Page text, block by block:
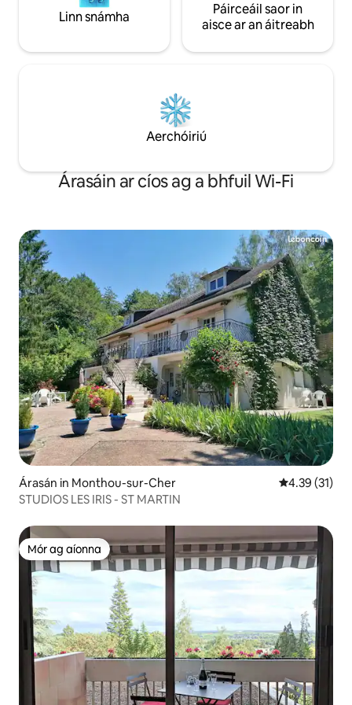
Linn snámha
Páirceáil saor in
aisce ar an áitreabh
Aerchóiriú
Árasáin ar cíos ag a bhfuil Wi-Fi
Árasán in Monthou-sur-Cher Meánrátáil
4.39 (31)
STUDIOS LES IRIS - ST MARTIN
Mór ag aíonna
Mór ag aíonna